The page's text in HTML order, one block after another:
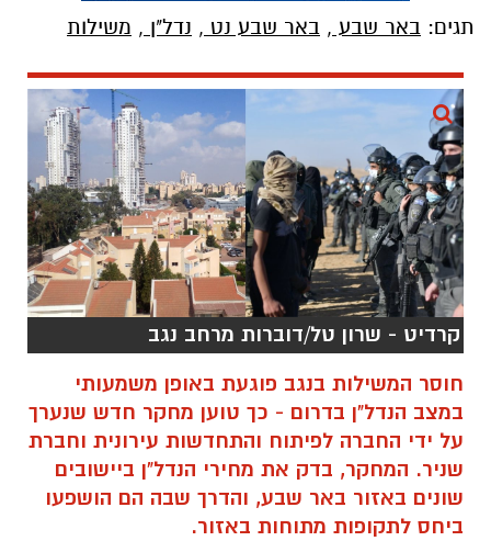
תגים: באר שבע , באר שבע נט , נדל"ן , משילות
קרדיט - שרון טל/דוברות מרחב נגב
חוסר המשילות בנגב פוגעת באופן משמעותי
במצב הנדל"ן בדרום - כך טוען מחקר חדש שנערך
על ידי החברה לפיתוח והתחדשות עירונית וחברת
שניר. המחקר, בדק את מחירי הנדל"ן ביישובים
שונים באזור באר שבע, והדרך שבה הם הושפעו
ביחס לתקופות מתוחות באזור.